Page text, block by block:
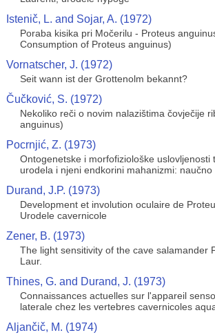
Istenič, L. and Sojar, A. (1972)
Poraba kisika pri Močerilu - Proteus
Consumption of Proteus anguinus)
Vornatscher, J. (1972)
Seit wann ist der Grottenolm bekannt?
Čučković, S. (1972)
Nekoliko reči o novim nalazištima čovječije
anguinus)
Pocrnjić, Z. (1973)
Ontogenetske i morfofiziološke uslovljenosti
urodela i njeni endkorini mahanizmi:
Durand, J.P. (1973)
Development et involution oculaire de
Urodele cavernicole
Zener, B. (1973)
The light sensitivity of the cave salamander
Laur.
Thines, G. and Durand, J. (1973)
Connaissances actuelles sur l'appareil
laterale chez les vertebres cavernicoles
Aljančič, M. (1974)